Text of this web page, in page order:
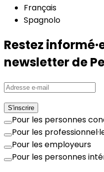
Français
Spagnolo
Restez
newsletter de
S'inscrire
Pour les personnes
Pour les
Pour les employeurs
Pour les personnes